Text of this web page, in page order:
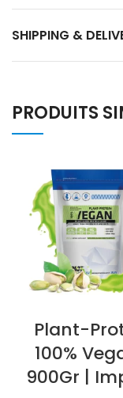
SHIPPING &
PRODUITS
Plant-
100%
900Gr |